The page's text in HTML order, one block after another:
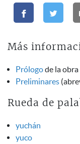
Más
Prólogode la obra
Preliminares
Rueda de
yuchán
yuco